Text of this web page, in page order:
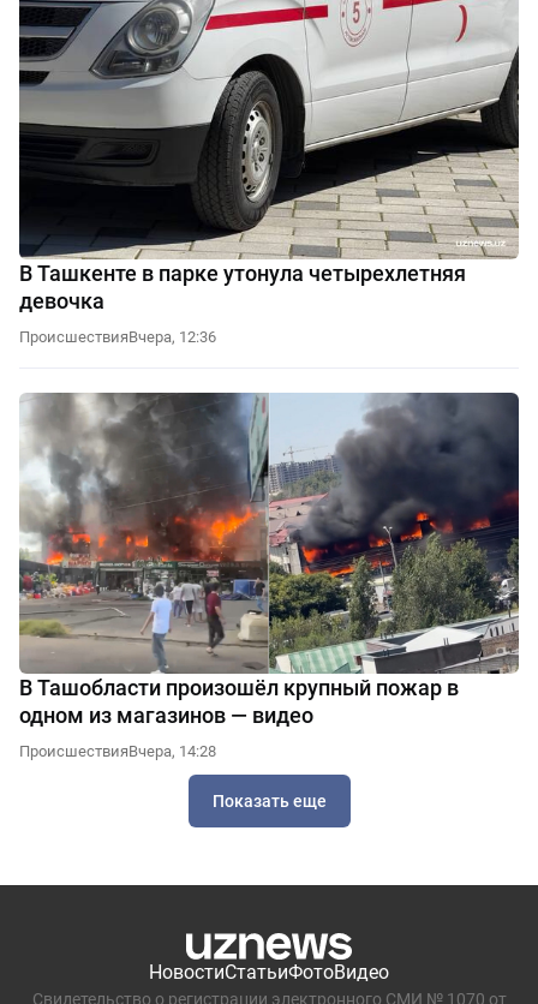
В Ташкенте в парке утонула четырехлетняя
девочка
ПроисшествияВчера, 12:36
В Ташобласти произошёл крупный пожар в
одном из магазинов — видео
ПроисшествияВчера, 14:28
Показать еще
НовостиСтатьиФотоВидео
Свидетельство о регистрации электронного СМИ № 1070 от